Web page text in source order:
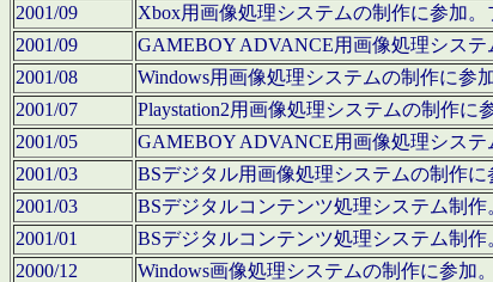
2001/09
Xbox用画像処理システムの制作に参加
2001/09
GAMEBOY ADVANCE用画像処理シス
2001/08
Windows用画像処理システムの制作に参
2001/07
Playstation2用画像処理システムの制作に
2001/05
GAMEBOY ADVANCE用画像処理シス
2001/03
BSデジタル用画像処理システムの制作
2001/03
BSデジタルコンテンツ処理システム制作
2001/01
BSデジタルコンテンツ処理システム制作
2000/12
Windows画像処理システムの制作に参加